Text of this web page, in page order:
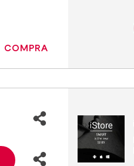
COMPRA